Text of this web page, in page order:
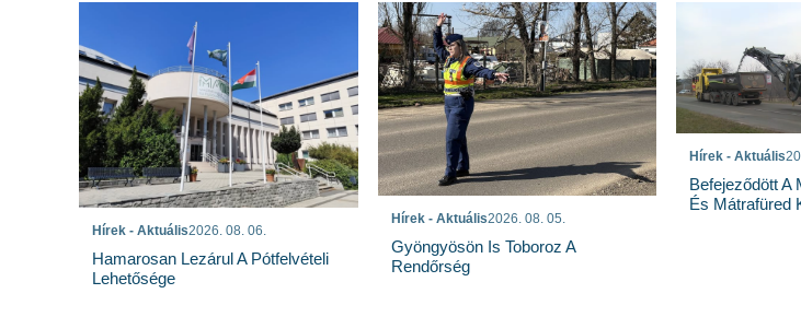
Hírek - Aktuális2026. 08. 06.
Hamarosan Lezárul A Pótfelvételi
Lehetősége
Hírek - Aktuális2026. 08. 05.
Gyöngyösön Is Toboroz A
Rendőrség
Hírek - Aktuális
Befejeződött A
És Mátrafüred